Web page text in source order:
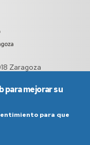
Zaragoza
para mejorar su
para que